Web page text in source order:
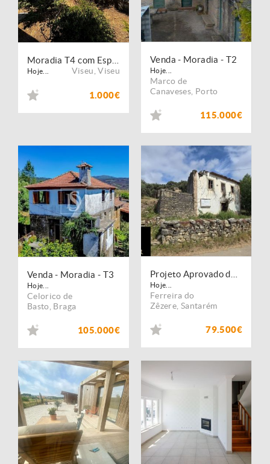
Hoje... Viseu ,Viseu
1.000€
Venda - Moradia - T2
Hoje...
Marco de
Canaveses Porto
115.000€
Venda - Moradia - T3
Hoje...
Celorico de
Basto Braga
105.000€
Hoje...
Ferreira do
Zêzere Santarém
79.500€